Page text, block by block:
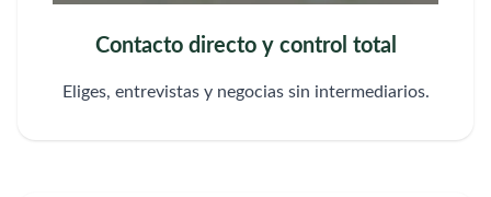
Contacto directo y control total
Eliges, entrevistas y negocias sin intermediarios.